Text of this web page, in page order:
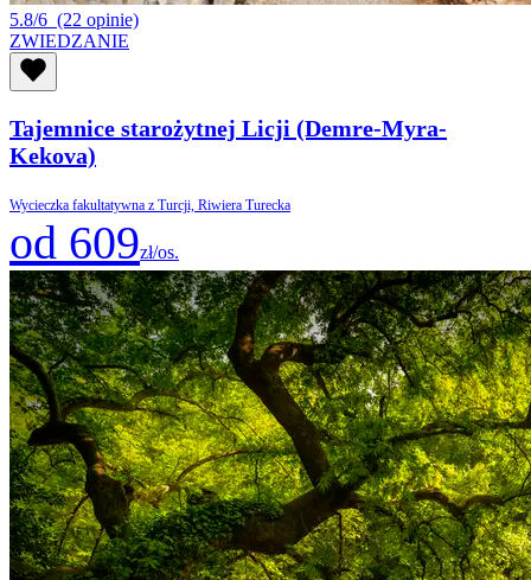
5.8/6 (22 opinie)
ZWIEDZANIE
Tajemnice starożytnej Licji (Demre-Myra-
Kekova)
Wycieczka fakultatywna z Turcji, Riwiera Turecka
od 609zł/os.